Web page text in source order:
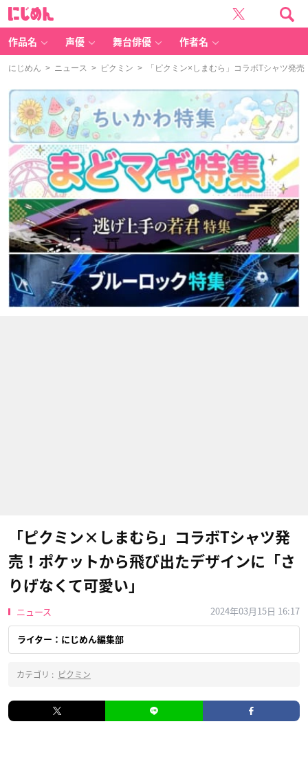
作品名 声優 舞台俳優 作者名
にじめん > ニュース > ピクミン > 「ピクミン×しまむら」コラボTシャツ発
「ピクミン×しまむら」コラボTシャツ発
売！ポケットから飛び出たデザインに「さ
りげなくて可愛い」
ニュース 2024年03月15日 16:17
ライター：にじめん編集部
カテゴリ : ピクミン